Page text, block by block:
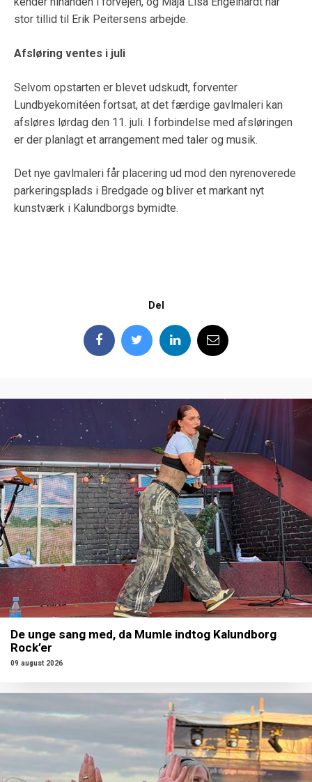
stor tillid til Erik Peitersens arbejde.
Afsløring ventes i juli
Selvom opstarten er blevet udskudt, forventer
Lundbyekomitéen fortsat, at det færdige gavlmaleri kan
afsløres lørdag den 11. juli. I forbindelse med afsløringen
er der planlagt et arrangement med taler og musik.
Det nye gavlmaleri får placering ud mod den nyrenoverede
parkeringsplads i Bredgade og bliver et markant nyt
kunstværk i Kalundborgs bymidte.
Del
De unge sang med, da Mumle indtog Kalundborg
Rock’er
09 august 2026